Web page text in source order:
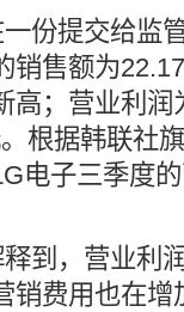
份提交给监
销售额为
高；营业利
根据韩联社
电子三季度
到，营业利
销费用也在